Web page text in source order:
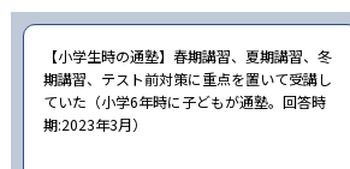
法政大学 - 関西学院大学
関西大学 - 日本大学
【小学生時の通塾】春期講習、夏期講習、冬
期講習、テスト前対策に重点を置いて受講し
ていた（小学6年時に子どもが通塾。回答時
期:2023年3月）